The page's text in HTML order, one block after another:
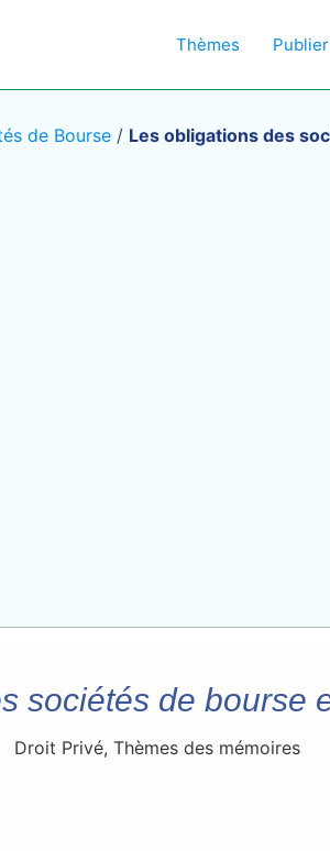
Thèmes
de Bourse / Les obligations des
sociétés de bourse
Droit Privé, Thèmes des mémoires